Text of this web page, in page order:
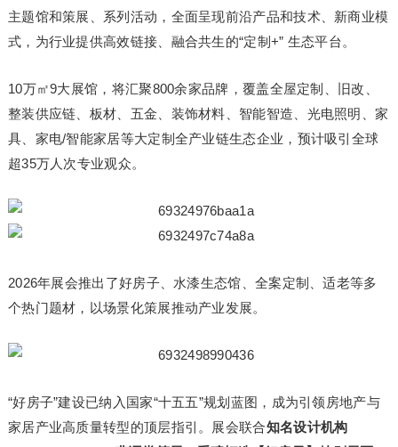
主题馆和策展、系列活动，全面呈现前沿产品和技术、新商业模
式，为行业提供高效链接、融合共生的“定制+” 生态平台。
10万㎡9大展馆，将汇聚800余家品牌，覆盖全屋定制、旧改、
整装供应链、板材、五金、装饰材料、智能智造、光电照明、家
具、家电/智能家居等大定制全产业链生态企业，预计吸引全球
超35万人次专业观众。
2026年展会推出了好房子、水漆生态馆、全案定制、适老等多
个热门题材，以场景化策展推动产业发展。
“好房子”建设已纳入国家“十五五”规划蓝图，成为引领房地产与
家居产业高质量转型的顶层指引。展会联合知名设计机构